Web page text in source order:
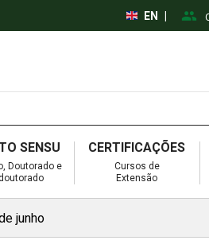
EN
SENSU
Doutorado e
CERTIFICAÇÕES
Cursos de
Extensão
junho